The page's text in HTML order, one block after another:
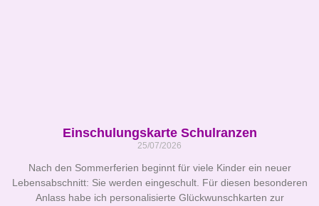
Einschulungskarte Schulranzen
25/07/2026
Nach den Sommerferien beginnt für viele Kinder ein neuer
Lebensabschnitt: Sie werden eingeschult. Für diesen besonderen
Anlass habe ich personalisierte Glückwunschkarten zur